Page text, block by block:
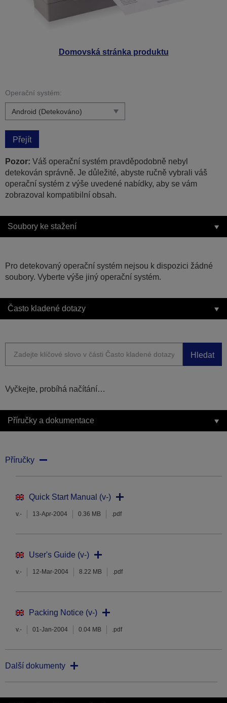
Domovská stránka produktu
Operační systém:
Přejít
Pozor: Váš operační systém pravděpodobně nebyl
detekován správně. Je důležité, abyste ručně vybrali váš
operační systém z výše uvedené nabídky, aby se vám
zobrazoval kompatibilní obsah.
Soubory ke stažení
Pro detekovaný operační systém nejsou k dispozici žádné
soubory. Vyberte výše jiný operační systém.
Často kladené dotazy
Hledat
Vyčkejte, probíhá načítání…
Příručky a dokumentace
Příručky
Quick Start Manual (v-)
v.- 13-Apr-2004 0.36 MB .pdf
User's Guide (v-)
v.- 12-Mar-2004 8.22 MB .pdf
Packing Notice (v-)
v.- 01-Jan-2004 0.04 MB .pdf
Další dokumenty